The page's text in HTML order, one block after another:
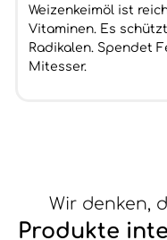
Weizenkeimöl ist
Vitaminen. Es
Radikalen. Spendet
Mitesser.
Wir denken,
Produkte